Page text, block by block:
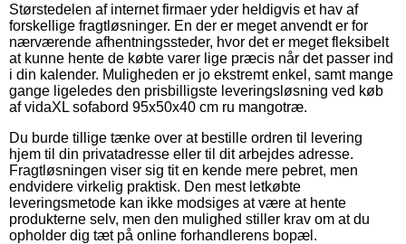
Størstedelen af internet firmaer yder heldigvis et hav af
forskellige fragtløsninger. En der er meget anvendt er for
nærværende afhentningssteder, hvor det er meget fleksibelt
at kunne hente de købte varer lige præcis når det passer ind
i din kalender. Muligheden er jo ekstremt enkel, samt mange
gange ligeledes den prisbilligste leveringsløsning ved køb
af vidaXL sofabord 95x50x40 cm ru mangotræ.
Du burde tillige tænke over at bestille ordren til levering
hjem til din privatadresse eller til dit arbejdes adresse.
Fragtløsningen viser sig tit en kende mere pebret, men
endvidere virkelig praktisk. Den mest letkøbte
leveringsmetode kan ikke modsiges at være at hente
produkterne selv, men den mulighed stiller krav om at du
opholder dig tæt på online forhandlerens bopæl.